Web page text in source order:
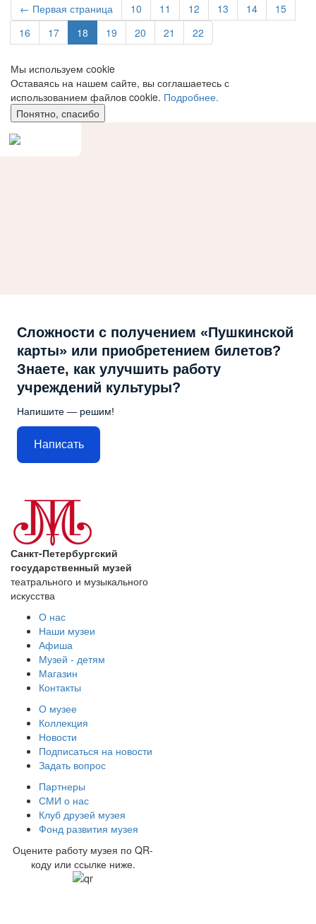
← Первая страница 10 11 12 13 14
15
16
17 18 19 20 21 22
Мы используем сookie
Оставаясь на нашем сайте, вы соглашаетесь с
использованием файлов cookie. Подробнее.
Понятно, спасибо
Сложности с получением «Пушкинской
карты» или приобретением билетов?
Знаете, как улучшить работу
учреждений культуры?
Напишите — решим!
Написать
Санкт-Петербургский
государственный музей
театрального и музыкального
искусства
О нас
Наши музеи
Афиша
Музей - детям
Магазин
Контакты
О музее
Коллекция
Новости
Подписаться на новости
Задать вопрос
Партнеры
СМИ о нас
Клуб друзей музея
Фонд развития музея
Оцените работу музея по QR-
коду или ссылке ниже.